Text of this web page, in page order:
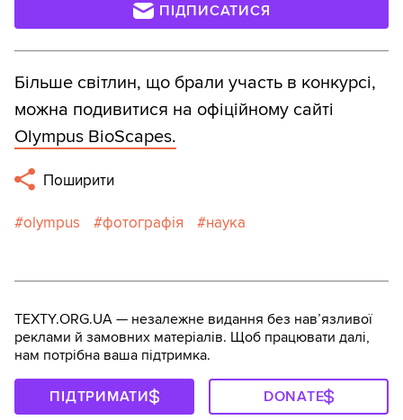
ПІДПИСАТИСЯ
Більше світлин, що брали участь в конкурсі,
можна подивитися на офіційному сайті
Olympus BioScapes.
Поширити
olympus фотографія наука
TEXTY.ORG.UA — незалежне видання без навʼязливої
реклами й замовних матеріалів. Щоб працювати далі,
нам потрібна ваша підтримка.
ПІДТРИМАТИ DONATE